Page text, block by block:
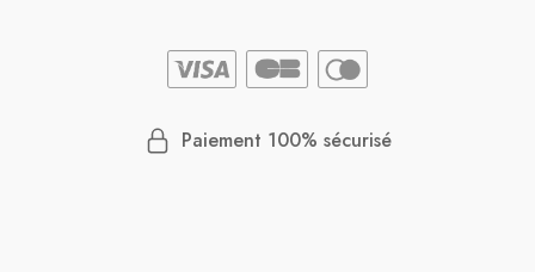
Paiement 100% sécurisé